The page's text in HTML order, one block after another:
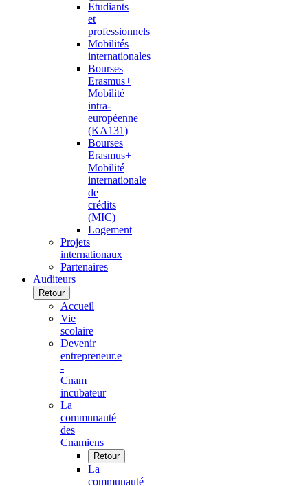
Étudiants
et
professionnels
Mobilités
internationales
Bourses
Erasmus+
Mobilité
intra-
européenne
(KA131)
Bourses
Erasmus+
Mobilité
internationale
de
crédits
(MIC)
Logement
Projets
internationaux
Partenaires
Auditeurs
Retour
Accueil
Vie
scolaire
Devenir
entrepreneur.e
-
Cnam
incubateur
La
communauté
des
Cnamiens
Retour
La
communauté